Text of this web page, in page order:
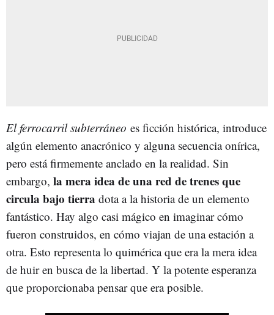
El ferrocarril subterráneo es ficción histórica, introduce
algún elemento anacrónico y alguna secuencia onírica,
pero está firmemente anclado en la realidad. Sin
embargo, la mera idea de una red de trenes que
circula bajo tierra dota a la historia de un elemento
fantástico. Hay algo casi mágico en imaginar cómo
fueron construidos, en cómo viajan de una estación a
otra. Esto representa lo quimérica que era la mera idea
de huir en busca de la libertad. Y la potente esperanza
que proporcionaba pensar que era posible.